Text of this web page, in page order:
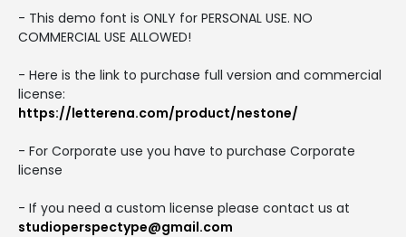
- This demo font is ONLY for PERSONAL USE. NO
COMMERCIAL USE ALLOWED!
- Here is the link to purchase full version and commercial
license:
https://letterena.com/product/nestone/
- For Corporate use you have to purchase Corporate
license
- If you need a custom license please contact us at
studioperspectype@gmail.com